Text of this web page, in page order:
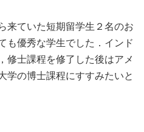
来ていた短期留学生２名のお
も優秀な学生でした．インド
修士課程を修了した後はアメ
学の博士課程にすすみたいと